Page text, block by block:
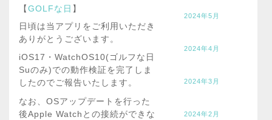
【GOLFな日 】
日頃は当アプリをご利用いただき
ありがとうございます。
iOS17・WatchOS10(ゴルフな日
Suのみ)での動作検証を完了しま
したのでご報告いたします。
なお、OSアップデートを行った
後Apple Watchとの接続ができな
2024年5月
2024年4月
2024年3月
2024年2月